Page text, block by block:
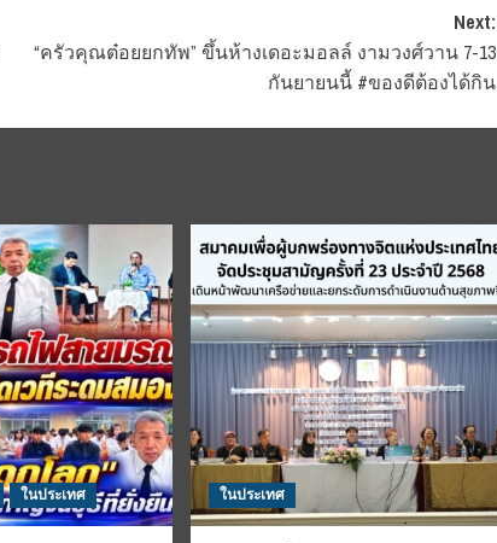
Next:
“ครัวคุณต๋อยยกทัพ” ขึ้นห้างเดอะมอลล์ งามวงศ์วาน 7-13
กันยายนนี้ #ของดีต้องได้กิน
ในประเทศ ในประเทศ